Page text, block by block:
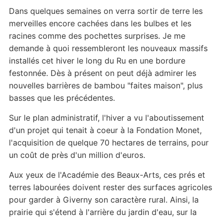
Dans quelques semaines on verra sortir de terre les
merveilles encore cachées dans les bulbes et les
racines comme des pochettes surprises. Je me
demande à quoi ressembleront les nouveaux massifs
installés cet hiver le long du Ru en une bordure
festonnée. Dès à présent on peut déjà admirer les
nouvelles barrières de bambou "faites maison", plus
basses que les précédentes.
Sur le plan administratif, l'hiver a vu l'aboutissement
d'un projet qui tenait à coeur à la Fondation Monet,
l'acquisition de quelque 70 hectares de terrains, pour
un coût de près d'un million d'euros.
Aux yeux de l'Académie des Beaux-Arts, ces prés et
terres labourées doivent rester des surfaces agricoles
pour garder à Giverny son caractère rural. Ainsi, la
prairie qui s'étend à l'arrière du jardin d'eau, sur la